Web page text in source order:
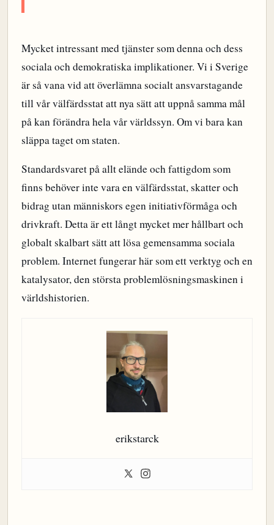
Mycket intressant med tjänster som denna och dess
sociala och demokratiska implikationer. Vi i Sverige
är så vana vid att överlämna socialt ansvarstagande
till vår välfärdsstat att nya sätt att uppnå samma mål
på kan förändra hela vår världssyn. Om vi bara kan
släppa taget om staten.
Standardsvaret på allt elände och fattigdom som
finns behöver inte vara en välfärdsstat, skatter och
bidrag utan människors egen initiativförmåga och
drivkraft. Detta är ett långt mycket mer hållbart och
globalt skalbart sätt att lösa gemensamma sociala
problem. Internet fungerar här som ett verktyg och en
katalysator, den största problemlösningsmaskinen i
världshistorien.
erikstarck